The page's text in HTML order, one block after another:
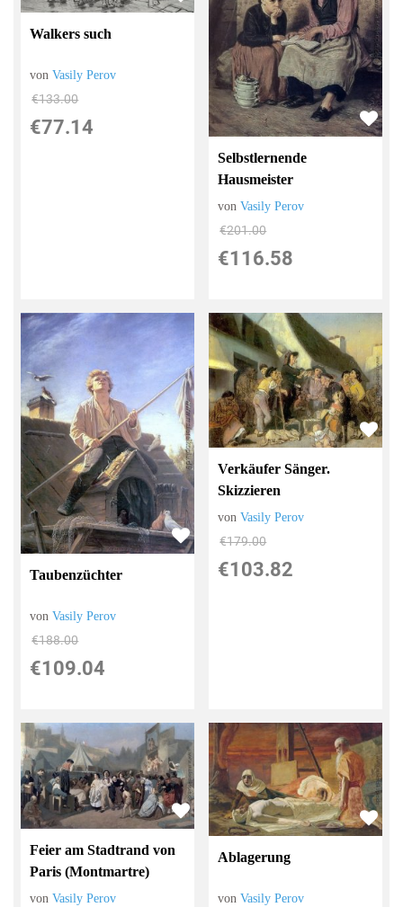
Walkers such
vonVasily Perov
€133.00
€77.14
Selbstlernende
Hausmeister
vonVasily Perov
€201.00
€116.58
Taubenzüchter
vonVasily Perov
€188.00
€109.04
Verkäufer Sänger.
Skizzieren
vonVasily Perov
€179.00
€103.82
Feier am Stadtrand von
Paris (Montmartre)
vonVasily Perov
Ablagerung
vonVasily Perov